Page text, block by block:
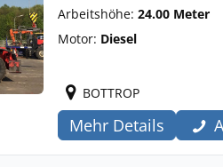
Arbeitshöhe: 24.00 Meter
Motor: Diesel
BOTTROP
Mehr Details